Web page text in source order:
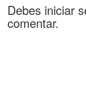
Debes iniciar
comentar.